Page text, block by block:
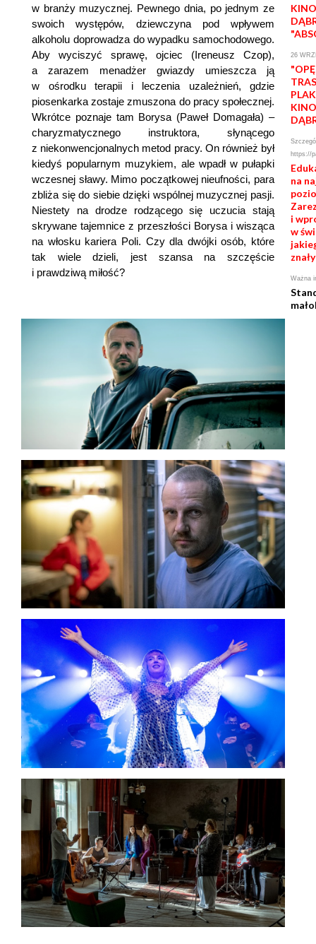
w branży muzycznej. Pewnego dnia, po jednym ze
swoich występów, dziewczyna pod wpływem
alkoholu doprowadza do wypadku samochodowego.
Aby wyciszyć sprawę, ojciec (Ireneusz Czop),
a zarazem menadżer gwiazdy umieszcza ją
w ośrodku terapii i leczenia uzależnień, gdzie
piosenkarka zostaje zmuszona do pracy społecznej.
Wkrótce poznaje tam Borysa (Paweł Domagała) –
charyzmatycznego instruktora, słynącego
z niekonwencjonalnych metod pracy. On również był
kiedyś popularnym muzykiem, ale wpadł w pułapki
wczesnej sławy. Mimo początkowej nieufności, para
zbliża się do siebie dzięki wspólnej muzycznej pasji.
Niestety na drodze rodzącego się uczucia stają
skrywane tajemnice z przeszłości Borysa i wisząca
na włosku kariera Poli. Czy dla dwójki osób, które
tak wiele dzieli, jest szansa na szczęście
i prawdziwą miłość?
26
https://
na
i
w
Ważna